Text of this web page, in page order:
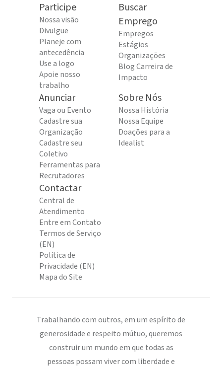
Participe
Nossa visão
Divulgue
Planeje com
antecedência
Use a logo
Apoie nosso
trabalho
Buscar
Emprego
Empregos
Estágios
Organizações
Blog Carreira de
Impacto
Anunciar
Vaga ou Evento
Cadastre sua
Organização
Cadastre seu
Coletivo
Ferramentas para
Recrutadores
Sobre Nós
Nossa História
Nossa Equipe
Doações para a
Idealist
Contactar
Central de
Atendimento
Entre em Contato
Termos de Serviço
(EN)
Política de
Privacidade (EN)
Mapa do Site
Trabalhando com outros, em um espírito de
generosidade e respeito mútuo, queremos
construir um mundo em que todas as
pessoas possam viver com liberdade e